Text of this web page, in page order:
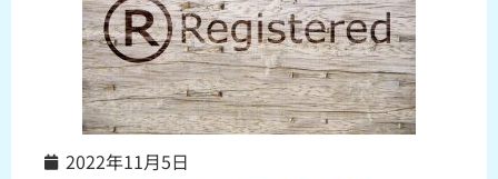
2022年11月5日